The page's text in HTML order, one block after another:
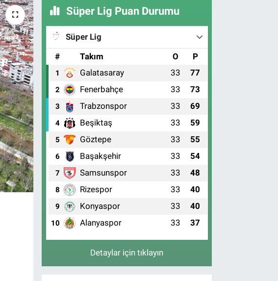
Süper Lig Puan Durumu
Süper Lig
#
Takım O P
1 Galatasaray 33 77
2 Fenerbahçe 33 73
3 Trabzonspor 33 69
4 Beşiktaş 33 59
5 Göztepe 33 55
6 Başakşehir 33 54
7 Samsunspor 33 48
8 Rizespor 33 40
9 Konyaspor 33 40
10 Alanyaspor 33 37
Detaylar için tıklayın